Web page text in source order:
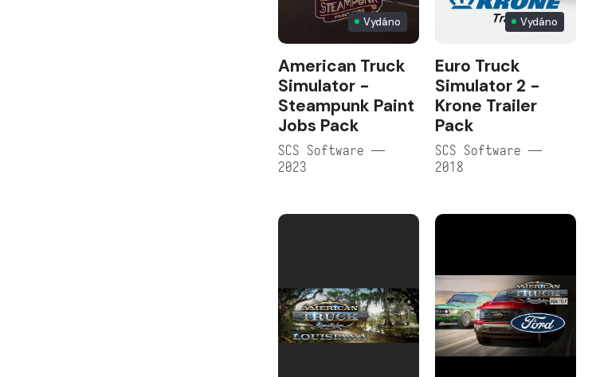
Vydáno
American Truck
Simulator -
Steampunk Paint
Jobs Pack
SCS Software —
2023
Vydáno
Euro Truck
Simulator 2 -
Krone Trailer
Pack
SCS Software —
2018